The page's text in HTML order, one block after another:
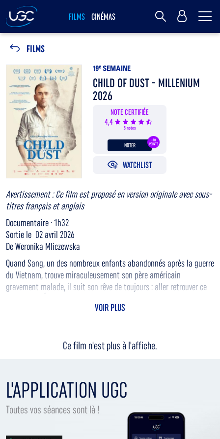
FILMS CINÉMAS MY UGC
FILMS
19e SEMAINE
CHILD OF DUST - MILLENIUM
2026
NOTE CERTIFIÉE
4,4
5 notes
+10
POINTS
NOTER
WATCHLIST
Avertissement : Ce film est proposé en version originale avec sous-
titres français et anglais
Documentaire · 1h32
Sortie le 02 avril 2026
De Weronika Mliczewska
Quand Sang, un des nombreux enfants abandonnés après la guerre
du Vietnam, trouve miraculeusement son père américain
gravement malade, il suit son rêve de toujours : aller retrouver ce
cher au Vietnam pour retrouver le sens des racines, de la famille et
VOIR PLUS
Ce film n'est plus à l'affiche.
L'APPLICATION UGC
Toutes vos séances sont là !